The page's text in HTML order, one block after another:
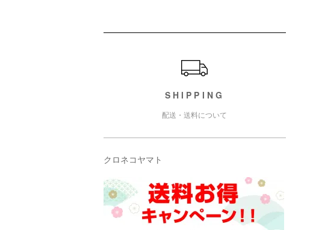
SHIPPING
配送・送料について
クロネコヤマト